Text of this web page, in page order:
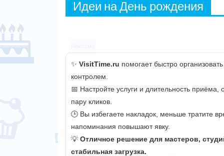
Идеи на День рождения
✨ VisitTime.ru помогает быстро
контролем.
📅 Настройте услуги и длительность
пару кликов.
🕒 Вы избегаете накладок, меньше тратите
напоминания повышают явку.
💡 Отличное решение для мастеров,
стабильная загрузка.